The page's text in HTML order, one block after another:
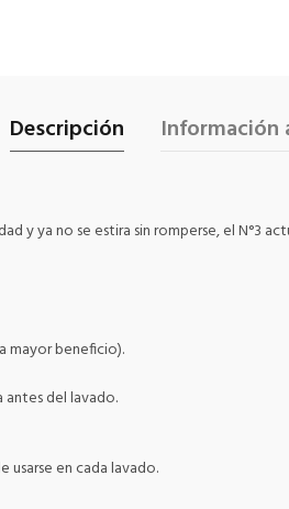
Descripción Información
y ya no se estira sin romperse, el N°3
mayor beneficio).
del lavado.
usarse en cada lavado.